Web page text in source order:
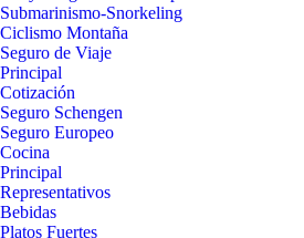
Submarinismo-Snorkeling
Ciclismo Montaña
Seguro de Viaje
Principal
Cotización
Seguro Schengen
Seguro Europeo
Cocina
Principal
Representativos
Bebidas
Platos Fuertes